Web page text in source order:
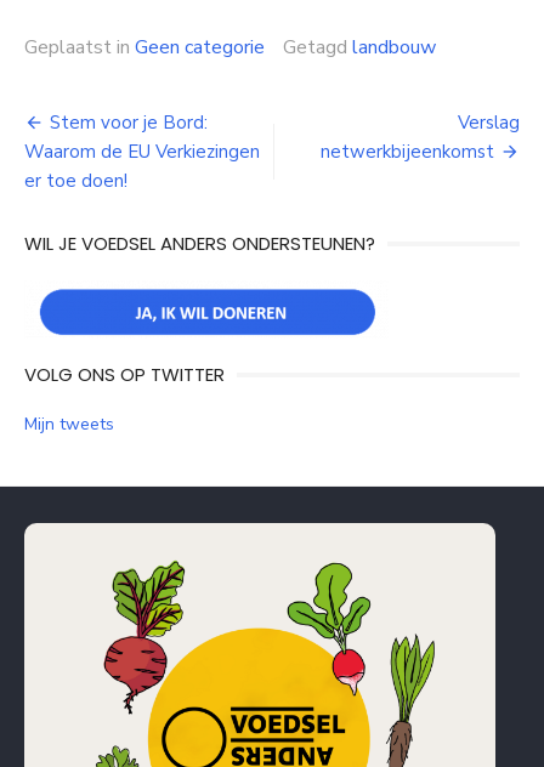
Geplaatst in Geen categorie Getagd landbouw
Bericht
navigatie
Stem voor je Bord:
Waarom de EU Verkiezingen
er toe doen!
Verslag
netwerkbijeenkomst
WIL JE VOEDSEL ANDERS ONDERSTEUNEN?
VOLG ONS OP TWITTER
Mijn tweets